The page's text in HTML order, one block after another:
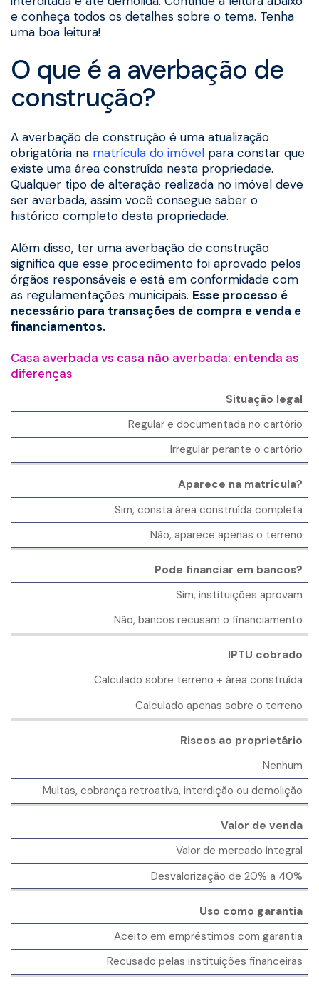
e conheça todos os detalhes sobre o tema. Tenha
uma boa leitura!
O que é a averbação de
construção?
A averbação de construção é uma atualização
obrigatória na matrícula do imóvel para constar que
existe uma área construída nesta propriedade.
Qualquer tipo de alteração realizada no imóvel deve
ser averbada, assim você consegue saber o
histórico completo desta propriedade.
Além disso, ter uma averbação de construção
significa que esse procedimento foi aprovado pelos
órgãos responsáveis e está em conformidade com
as regulamentações municipais. Esse processo é
necessário para transações de compra e venda e
financiamentos.
Casa averbada vs casa não averbada: entenda as
diferenças
S
T
A
E
B
D
A
A
Ã
E
B
Situação legal
Regular e documentada no cartório
Irregular perante o cartório
Aparece na matrícula?
Sim, consta área construída completa
Não, aparece apenas o terreno
Pode financiar em bancos?
Sim, instituições aprovam
Não, bancos recusam o financiamento
IPTU cobrado
Calculado sobre terreno + área construída
Calculado apenas sobre o terreno
Riscos ao proprietário
Nenhum
Multas, cobrança retroativa, interdição ou demolição
Valor de venda
Valor de mercado integral
Desvalorização de 20% a 40%
Uso como garantia
Aceito em empréstimos com garantia
Recusado pelas instituições financeiras